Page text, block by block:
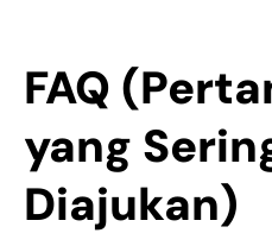
FAQ
yang
Diajukan)